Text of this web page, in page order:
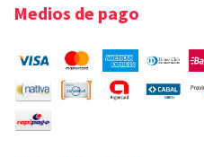
Medios de pago